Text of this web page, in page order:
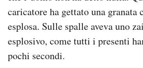
caricatore ha gettato una granata
esplosa. Sulle spalle aveva uno
esplosivo, come tutti i presenti
pochi secondi.